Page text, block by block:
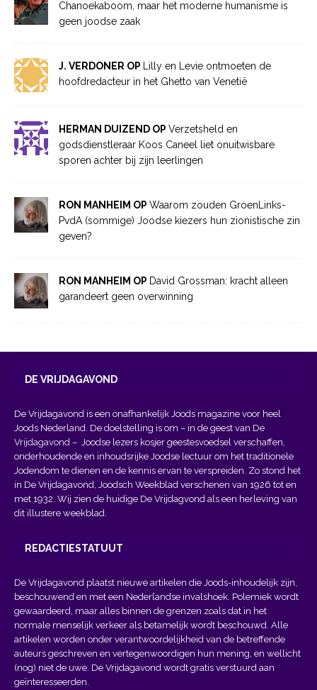
Chanoekaboom, maar het moderne humanisme is
geen joodse zaak
J. VERDONER OP
Lilly en Levie ontmoeten de
hoofdredacteur in het Ghetto van Venetië
HERMAN DUIZEND OP Verzetsheld en
godsdienstleraar Koos Caneel liet onuitwisbare
sporen achter bij zijn leerlingen
RON MANHEIM OP Waarom zouden GroenLinks-
PvdA (sommige) Joodse kiezers hun zionistische zin
geven?
RON MANHEIM OP David Grossman: kracht alleen
garandeert geen overwinning
DE VRIJDAGAVOND
De Vrijdagavond is een onafhankelijk Joods magazine voor heel
Joods Nederland. De doelstelling is om – in de geest van De
Vrijdagavond – Joodse lezers kosjer geestesvoedsel verschaffen,
onderhoudende en inhoudsrijke Joodse lectuur om het traditionele
Jodendom te dienen en de kennis ervan te verspreiden. Zo stond het
in De Vrijdagavond, Joodsch Weekblad verschenen van 1926 tot en
met 1932. Wij zien de huidige De Vrijdagvond als een herleving van
dit illustere weekblad.
REDACTIESTATUUT
De Vrijdagavond plaatst nieuwe artikelen die Joods-inhoudelijk zijn,
beschouwend en met een Nederlandse invalshoek. Polemiek wordt
gewaardeerd, maar alles binnen de grenzen zoals dat in het
normale menselijk verkeer als betamelijk wordt beschouwd. Alle
artikelen worden onder verantwoordelijkheid van de betreffende
auteurs geschreven en vertegenwoordigen hun mening, en wellicht
(nog) niet de uwe. De Vrijdagavond wordt gratis verstuurd aan
geïnteresseerden.